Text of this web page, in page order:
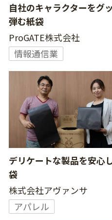
自社のキャラクターをグ
弾む紙袋
ProGATE株式会社
情報通信業
デリケートな製品を安心
袋
株式会社アヴァンサ
アパレル